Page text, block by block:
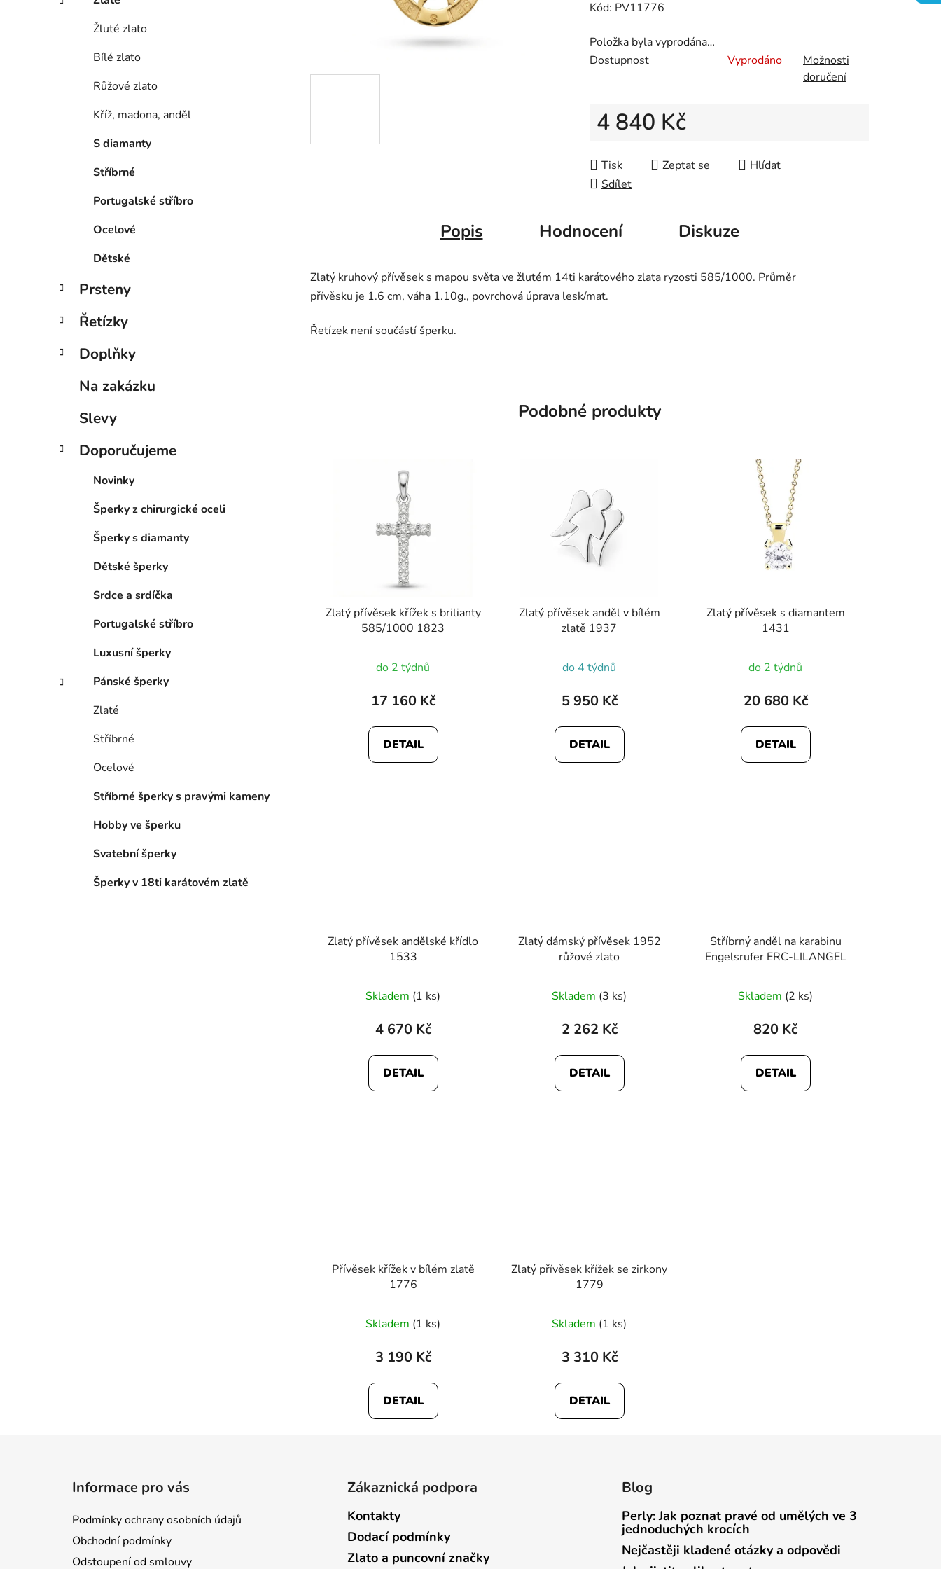
í
Žluté zlato
Bílé zlato
Růžové zlato
Kříž, madona, anděl
S diamanty
Stříbrné
Portugalské stříbro
Ocelové
Dětské
Prsteny
Řetízky
Doplňky
Na zakázku
Slevy
Doporučujeme
Novinky
Šperky z chirurgické oceli
Šperky s diamanty
Dětské šperky
Srdce a srdíčka
Portugalské stříbro
Luxusní šperky
Pánské šperky
Zlaté
Stříbrné
Ocelové
Stříbrné šperky s pravými kameny
Hobby ve šperku
Svatební šperky
Šperky v 18ti karátovém zlatě
0,0
5
hvězdiček.
Kód: PV11776
Položka byla vyprodána…
Dostupnost
Vyprodáno
Možnosti
doručení
4 840 Kč
Tisk
Zeptat se
Hlídat
Sdílet
Popis Hodnocení Diskuze
Zlatý kruhový přívěsek s mapou světa ve žlutém 14ti karátového zlata ryzosti 585/1000. Průměr
přívěsku je 1.6 cm, váha 1.10g., povrchová úprava lesk/mat.
Řetízek není součástí šperku.
Podobné produkty
Zlatý přívěsek křížek s brilianty
585/1000 1823
do 2 týdnů
17 160 Kč
DETAIL
Zlatý přívěsek anděl v bílém
zlatě 1937
do 4 týdnů
5 950 Kč
DETAIL
Zlatý přívěsek s diamantem
1431
do 2 týdnů
20 680 Kč
DETAIL
Zlatý přívěsek andělské křídlo
1533
Skladem (1 ks)
4 670 Kč
DETAIL
Zlatý dámský přívěsek 1952
růžové zlato
Skladem (3 ks)
2 262 Kč
DETAIL
Stříbrný anděl na karabinu
Engelsrufer ERC-LILANGEL
Skladem (2 ks)
820 Kč
DETAIL
Přívěsek křížek v bílém zlatě
1776
Skladem (1 ks)
3 190 Kč
DETAIL
Zlatý přívěsek křížek se zirkony
1779
Skladem (1 ks)
3 310 Kč
DETAIL
Informace pro vás
Podmínky ochrany osobních údajů
Obchodní podmínky
Odstoupení od smlouvy
Zákaznická podpora
Kontakty
Dodací podmínky
Zlato a puncovní značky
Blog
Perly: Jak poznat pravé od umělých ve 3
jednoduchých krocích
Nejčastěji kladené otázky a odpovědi